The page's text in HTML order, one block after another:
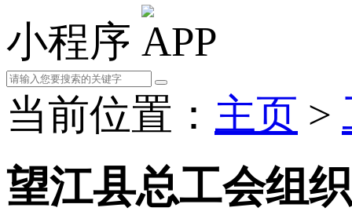
小程序
当前位置： 主页 >
望江县总工会组